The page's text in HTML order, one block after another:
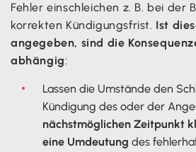
Fehler einschleichen z. B. bei der
korrekten Kündigungsfrist. Ist
angegeben, sind die
abhängig:
Lassen die Umstände den
Kündigung des oder der
nächstmöglichen Zeitpunkt
eine Umdeutung des